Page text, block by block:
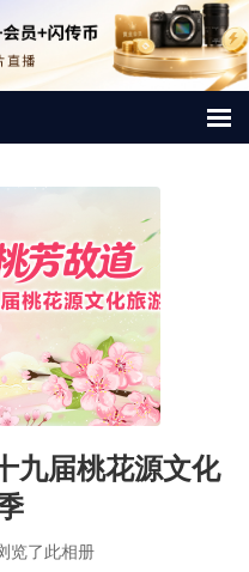
九届桃花源文化
览了此相册